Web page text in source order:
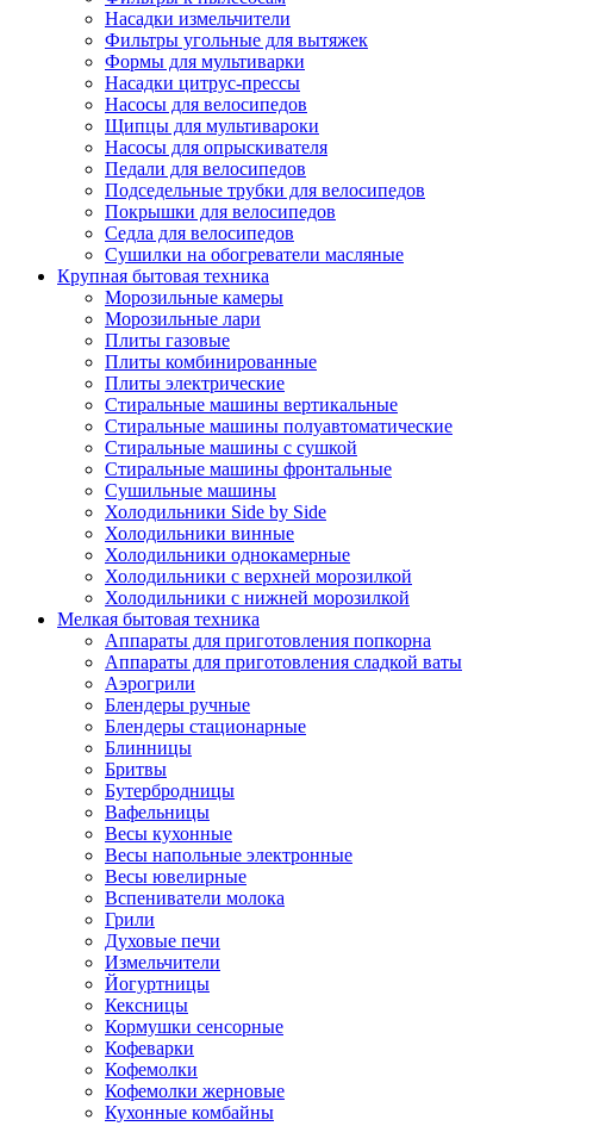
Насадки измельчители
Фильтры угольные для вытяжек
Формы для мультиварки
Насадки цитрус-прессы
Насосы для велосипедов
Щипцы для мультивароки
Насосы для опрыскивателя
Педали для велосипедов
Подседельные трубки для велосипедов
Покрышки для велосипедов
Седла для велосипедов
Сушилки на обогреватели масляные
Крупная бытовая техника
Морозильные камеры
Морозильные лари
Плиты газовые
Плиты комбинированные
Плиты электрические
Стиральные машины вертикальные
Стиральные машины полуавтоматические
Стиральные машины с сушкой
Стиральные машины фронтальные
Сушильные машины
Холодильники Side by Side
Холодильники винные
Холодильники однокамерные
Холодильники с верхней морозилкой
Холодильники с нижней морозилкой
Мелкая бытовая техника
Аппараты для приготовления попкорна
Аппараты для приготовления сладкой ваты
Аэрогрили
Блендеры ручные
Блендеры стационарные
Блинницы
Бритвы
Бутербродницы
Вафельницы
Весы кухонные
Весы напольные электронные
Весы ювелирные
Вспениватели молока
Грили
Духовые печи
Измельчители
Йогуртницы
Кексницы
Кормушки сенсорные
Кофеварки
Кофемолки
Кофемолки жерновые
Кухонные комбайны